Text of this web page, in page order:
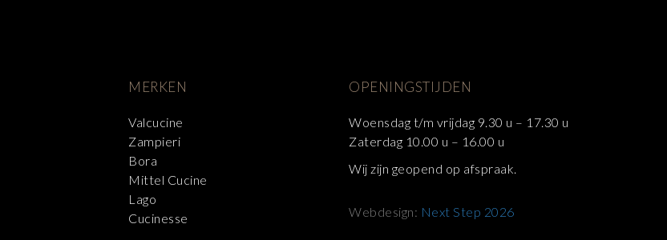
MERKEN
Valcucine
Zampieri
Bora
Mittel Cucine
Lago
Cucinesse
OPENINGSTIJDEN
Woensdag t/m vrijdag 9.30 u – 17.30 u
Zaterdag 10.00 u – 16.00 u
Wij zijn geopend op afspraak.
Webdesign: Next Step 2026